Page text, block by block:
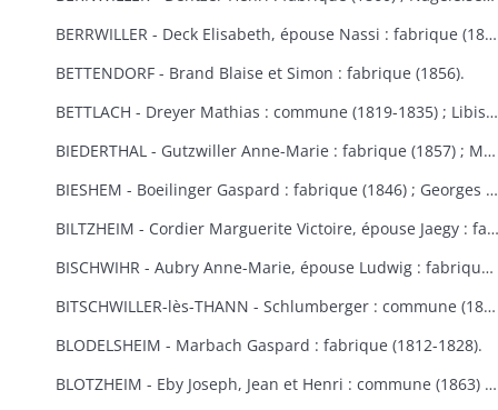
BERRWILLER - Deck Elisabeth, épouse Nassi : fabrique (1838) ; Freyburger Brigitte, épouse Neff : fabrique (1836) ; Koehl Brigitte, épouse Wintenberger : fabrique (1841) ; Nass Marie-Anne, épouse Muller : fabrique (1825) ; Schmitt Jean : fabrique (1838) ; Stocker Thibaud : fabrique (1855) ; Weinmann Thiébaut : fabriques de Berrwiller et Riedisheim (1850) ; Woehl Blaise : fabrique (1825) ; Wolffelsberger Anne-Marie et Anastase : fabrique (1840-1842) .
BETTENDORF - Brand Blaise et Simon : fabrique (1856).
BETTLACH - Dreyer Mathias : commune (1819-1835) ; Libis Anne-Marie : fabrique (1854) ; Springenfeld Jacques : commune (1819).
BIEDERTHAL - Gutzwiller Anne-Marie : fabrique (1857) ; Martin Jacques : fabrique et école (1848).
BIESHEM - Boeilinger Gaspard : fabrique (1846) ; Georges Agathe : fabrique (1852) ; Kuettler Marie-Anne, épouse Studer : fabrique (1828) ; Meglin Isidore : fabrique (1847) ; Schmitt Marie-Anne, épouse Gamp : fabrique (1841).
BILTZHEIM - Cordier Marguerite Victoire, épouse Jaegy : fabrique (1851).
BISCHWIHR - Aubry Anne-Marie, épouse Ludwig : fabrique (1854-1858) ; Broly Joseph : fabrique (1848) ; Frich Marie-Madeleine : fabrique (1852) ; Jourdain Marie-Claire, épouse Helmlinger : fabrique (1857-1860) ; Steib Mathias : commune (1852).
BITSCHWILLER-lès-THANN - Schlumberger : commune (1867).
BLODELSHEIM - Marbach Gaspard : fabrique (1812-1828).
BLOTZHEIM - Eby Joseph, Jean et Henri : commune (1863) ; Hertzog Jean Antoine : bureau de bienfaisance (1851) ; Moser Ursule : fabrique (1851) ; Rein Madeleine et Rein ?, épouse Berra : bureau de bienfaisance (1862-1867) ; Schermesser Guillaume : pauvres (1853) ; Thannberger Jean : commune (1861) ; Verger (de) Jean-Baptiste et de Noël Annette, épouse de Verger : pauvres (1853).